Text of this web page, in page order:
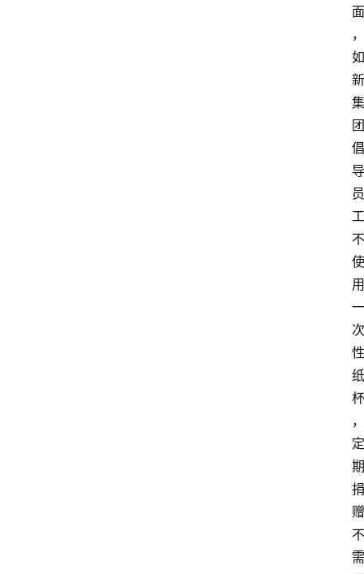
面
，
如
新
集
团
倡
导
员
工
不
使
用
一
次
性
纸
杯
，
定
期
捐
赠
不
需